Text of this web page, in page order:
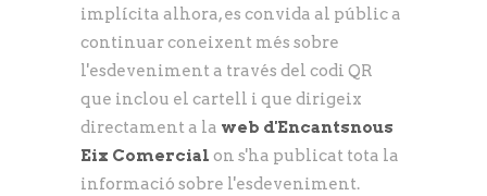
implícita alhora, es convida al públic a
continuar coneixent més sobre
l'esdeveniment a través del codi QR
que inclou el cartell i que dirigeix
directament a la web d'Encantsnous
Eix Comercial on s'ha publicat tota la
informació sobre l'esdeveniment.